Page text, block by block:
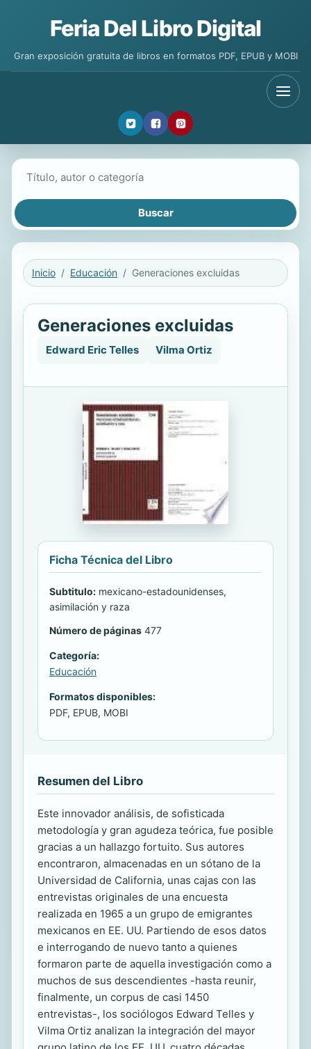
Feria Del Libro Digital
Gran exposición gratuita de libros en formatos PDF, EPUB y MOBI
Inicio Educación Generaciones excluidas
Generaciones excluidas
Edward Eric Telles Vilma Ortiz
Ficha Técnica del Libro
Subtitulo: mexicano-estadounidenses,
asimilación y raza
Número de páginas 477
Categoría:
Educación
Formatos disponibles:
PDF, EPUB, MOBI
Resumen del Libro
Este innovador análisis, de sofisticada
metodología y gran agudeza teórica, fue posible
gracias a un hallazgo fortuito. Sus autores
encontraron, almacenadas en un sótano de la
Universidad de California, unas cajas con las
entrevistas originales de una encuesta
realizada en 1965 a un grupo de emigrantes
mexicanos en EE. UU. Partiendo de esos datos
e interrogando de nuevo tanto a quienes
formaron parte de aquella investigación como a
muchos de sus descendientes -hasta reunir,
finalmente, un corpus de casi 1450
entrevistas-, los sociólogos Edward Telles y
Vilma Ortiz analizan la integración del mayor